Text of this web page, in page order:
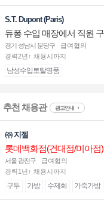
S.T. Dupont (Paris)
듀퐁 수입 매장에서 직원
경기 성남시 분당구
급여협의
경력2년↑ 채용시까지
남성수입토탈명품
추천 채용관 광고안내
㈜ 지젤
롯데백화점(건대점/미아
인합니다
서울 광진구
급여협의
경력1년↑ 채용시까지
구두 가방 수제화 가죽가방